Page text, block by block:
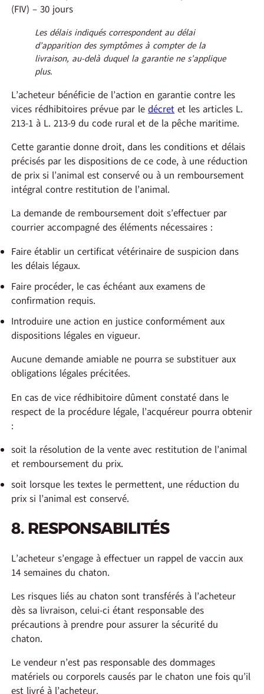
(FIV) – 30 jours
Les délais indiqués correspondent au délai
d’apparition des symptômes à compter de la
livraison, au-delà duquel la garantie ne s’applique
plus.
L’acheteur bénéficie de l’action en garantie contre les
vices rédhibitoires prévue par ledécret et les articles L.
213-1 à L. 213-9 du code rural et de la pêche maritime.
Cette garantie donne droit, dans les conditions et délais
précisés par les dispositions de ce code, à une réduction
de prix si l’animal est conservé ou à un remboursement
intégral contre restitution de l’animal.
La demande de remboursement doit s’effectuer par
courrier accompagné des éléments nécessaires :
Faire établir un certificat vétérinaire de suspicion dans
les délais légaux.
Faire procéder, le cas échéant aux examens de
confirmation requis.
Introduire une action en justice conformément aux
dispositions légales en vigueur.
Aucune demande amiable ne pourra se substituer aux
obligations légales précitées.
En cas de vice rédhibitoire dûment constaté dans le
respect de la procédure légale, l’acquéreur pourra obtenir
:
soit la résolution de la vente avec restitution de l’animal
et remboursement du prix.
soit lorsque les textes le permettent, une réduction du
prix si l’animal est conservé.
8. RESPONSABILITÉS
L’acheteur s’engage à effectuer un rappel de vaccin aux
14 semaines du chaton.
Les risques liés au chaton sont transférés à l’acheteur
dès sa livraison, celui-ci étant responsable des
précautions à prendre pour assurer la sécurité du
chaton.
Le vendeur n’est pas responsable des dommages
matériels ou corporels causés par le chaton une fois qu’il
est livré à l’acheteur.